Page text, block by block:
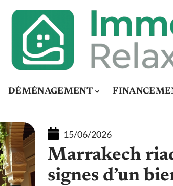
DÉMÉNAGEMENT
15/06/2026
Marrakech
signes d’un